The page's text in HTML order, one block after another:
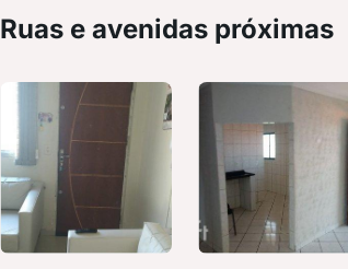
Ruas e avenidas próximas